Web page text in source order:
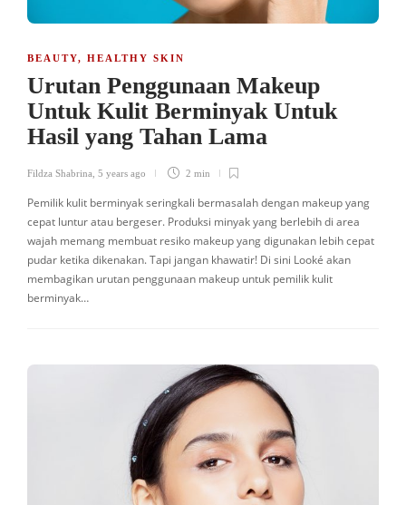
BEAUTY, HEALTHY SKIN
Urutan Penggunaan Makeup
Untuk Kulit Berminyak Untuk
Hasil yang Tahan Lama
Fildza Shabrina 5 years ago 2 min
Pemilik kulit berminyak seringkali bermasalah dengan makeup yang
cepat luntur atau bergeser. Produksi minyak yang berlebih di area
wajah memang membuat resiko makeup yang digunakan lebih cepat
pudar ketika dikenakan. Tapi jangan khawatir! Di sini Looké akan
membagikan urutan penggunaan makeup untuk pemilik kulit
berminyak…